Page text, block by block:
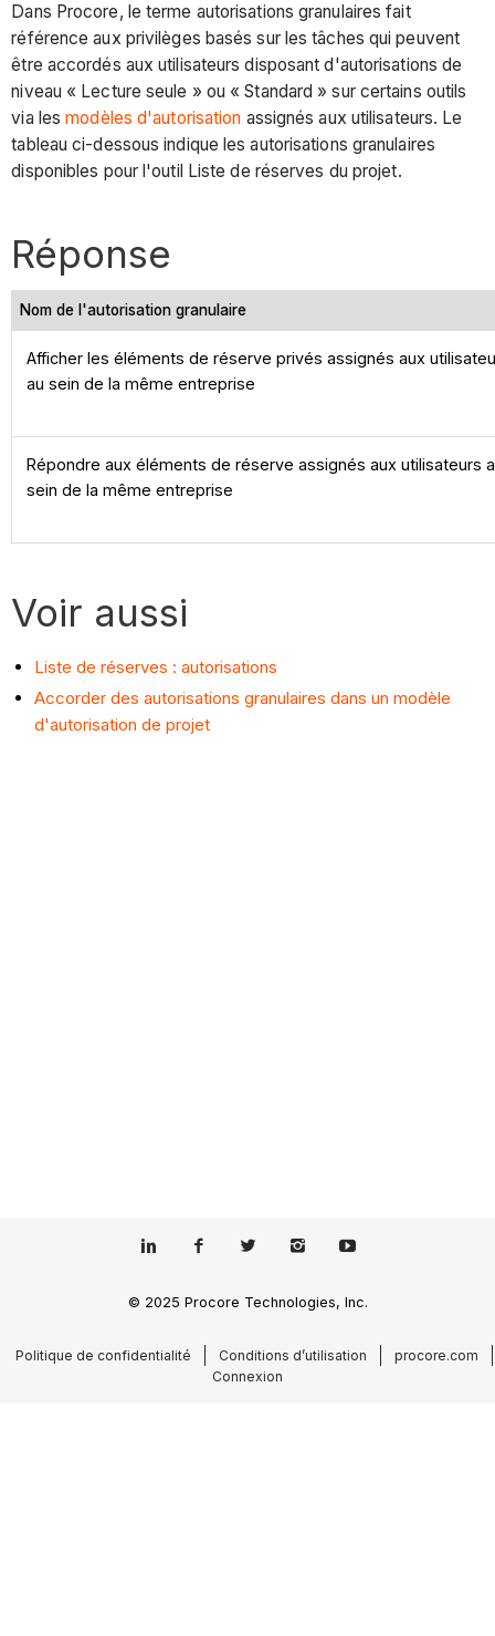
Dans Procore, le terme autorisations granulaires fait
référence aux privilèges basés sur les tâches qui peuvent
être accordés aux utilisateurs disposant d'autorisations de
niveau « Lecture seule » ou « Standard » sur certains outils
via lesmodèles d'autorisation assignés aux utilisateurs. Le
tableau ci-dessous indique les autorisations granulaires
disponibles pour l'outil Liste de réserves du projet.
Réponse
Nom de l'autorisation granulaire
Afficher les éléments de réserve privés assignés aux
au sein de la même entreprise
Répondre aux éléments de réserve assignés aux utilisateurs
sein de la même entreprise
Voir aussi
Liste de réserves : autorisations
Accorder des autorisations granulaires dans un modèle
d'autorisation de projet
© 2025 Procore Technologies, Inc.
Politique de confidentialité Conditions d’utilisation
procore.com
Connexion